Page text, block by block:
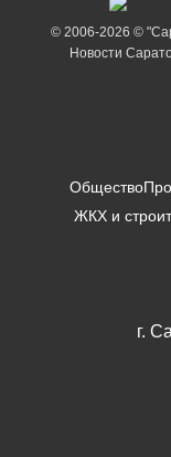
© 2006-2026 ©
Новости
Общество
ЖКХ и
г.